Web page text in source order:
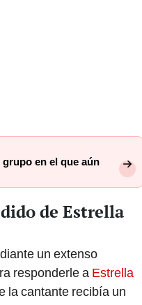
en el que aún
de Estrella
un extenso
responderle a Estrella
la cantante recibía un